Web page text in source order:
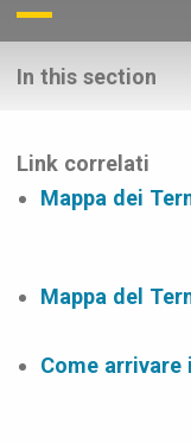
In this section
Link correlati
Mappa dei
Mappa del
Come arrivare